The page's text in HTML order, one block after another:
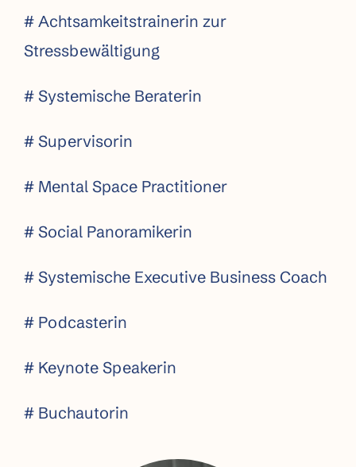
# Achtsamkeitstrainerin zur
Stressbewältigung
# Systemische Beraterin
# Supervisorin
# Mental Space Practitioner
# Social Panoramikerin
# Systemische Executive Business Coach
# Podcasterin
# Keynote Speakerin
# Buchautorin